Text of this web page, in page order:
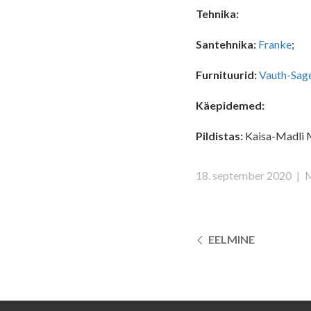
Tehnika:
Santehnika: Franke;
Furnituurid:Vauth-
Käepidemed:
Pildistas: Kaisa-Madli
18. september 2020 |
EELMINE